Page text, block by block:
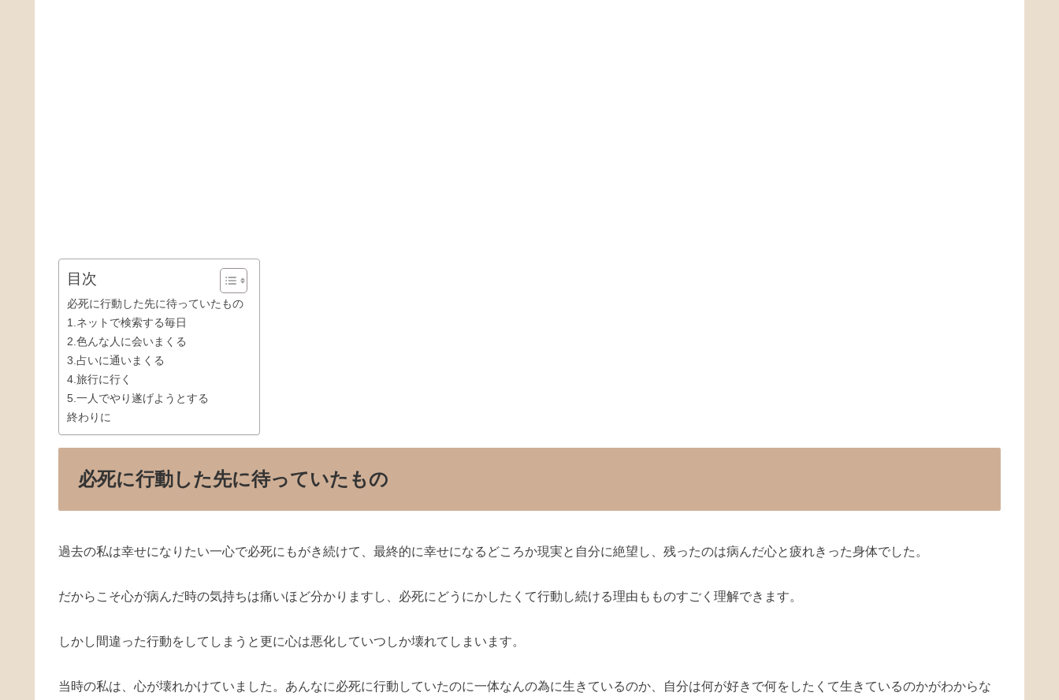
目次
必死に行動した先に待っていたもの
1.ネットで検索する毎日
2.色んな人に会いまくる
3.占いに通いまくる
4.旅行に行く
5.一人でやり遂げようとする
終わりに
必死に行動した先に待っていたもの
過去の私は幸せになりたい一心で必死にもがき続けて、最終的に幸せになるどころか現実と自分に絶望し、残ったのは病んだ心と疲れきった身体でした。
だからこそ心が病んだ時の気持ちは痛いほど分かりますし、必死にどうにかしたくて行動し続ける理由もものすごく理解できます。
しかし間違った行動をしてしまうと更に心は悪化していつしか壊れてしまいます。
当時の私は、心が壊れかけていました。あんなに必死に行動していたのに一体なんの為に生きているのか、自分は何が好きで何をしたくて生きているのかがわからな